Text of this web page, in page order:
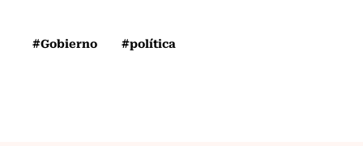
#Gobierno #política